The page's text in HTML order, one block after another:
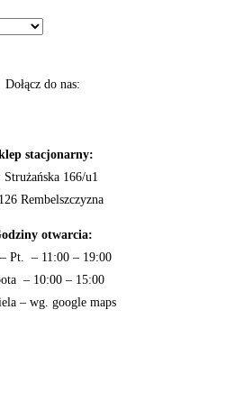
Dołącz do nas:
stacjonarny:
Strużańska 166/u1
Rembelszczyzna
otwarcia:
Pt. – 11:00 – 19:00
– 10:00 – 15:00
– wg. google maps